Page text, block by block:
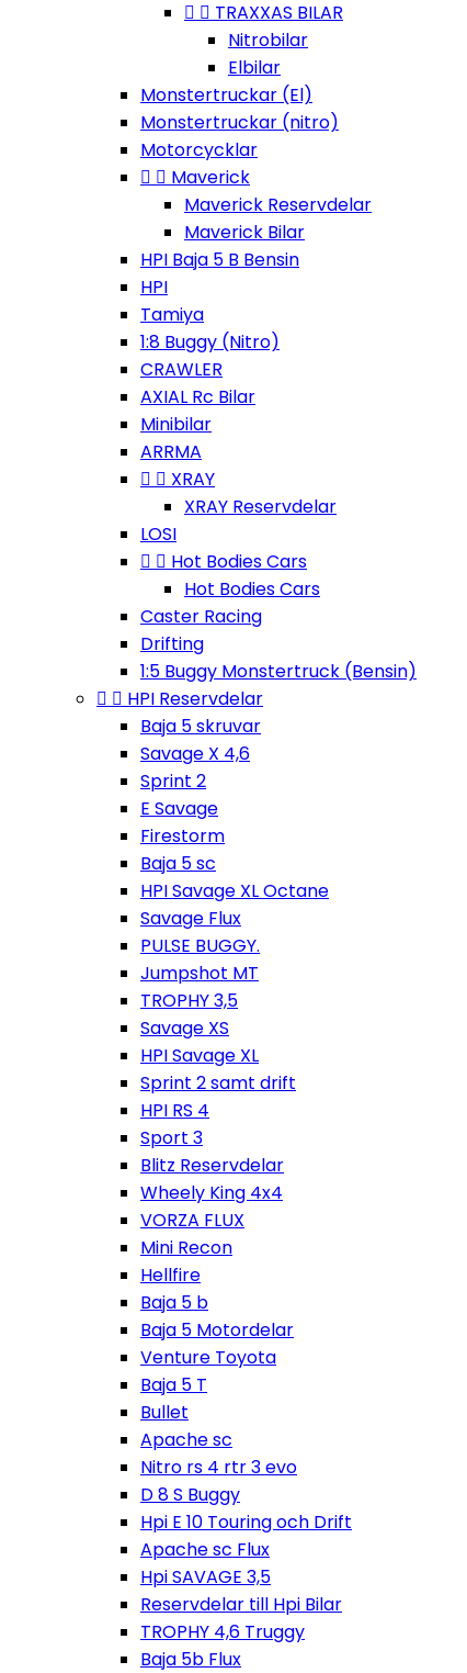
  TRAXXAS BILAR
Nitrobilar
Elbilar
Monstertruckar (El)
Monstertruckar (nitro)
Motorcycklar
  Maverick
Maverick Reservdelar
Maverick Bilar
HPI Baja 5 B Bensin
HPI
Tamiya
1:8 Buggy (Nitro)
CRAWLER
AXIAL Rc Bilar
Minibilar
ARRMA
  XRAY
XRAY Reservdelar
LOSI
  Hot Bodies Cars
Hot Bodies Cars
Caster Racing
Drifting
1:5 Buggy Monstertruck (Bensin)
  HPI Reservdelar
Baja 5 skruvar
Savage X 4,6
Sprint 2
E Savage
Firestorm
Baja 5 sc
HPI Savage XL Octane
Savage Flux
PULSE BUGGY.
Jumpshot MT
TROPHY 3,5
Savage XS
HPI Savage XL
Sprint 2 samt drift
HPI RS 4
Sport 3
Blitz Reservdelar
Wheely King 4x4
VORZA FLUX
Mini Recon
Hellfire
Baja 5 b
Baja 5 Motordelar
Venture Toyota
Baja 5 T
Bullet
Apache sc
Nitro rs 4 rtr 3 evo
D 8 S Buggy
Hpi E 10 Touring och Drift
Apache sc Flux
Hpi SAVAGE 3,5
Reservdelar till Hpi Bilar
TROPHY 4,6 Truggy
Baja 5b Flux